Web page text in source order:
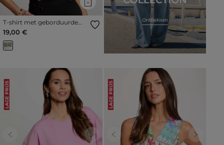
T-shirt met geborduurde
pailletten helder wit vrouw
19,00 €
LAGE PRIJS
Previous Next
LAGE PRIJS
Previous Next